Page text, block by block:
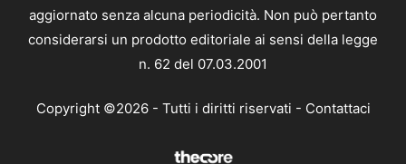
aggiornato senza alcuna periodicità. Non può pertanto
considerarsi un prodotto editoriale ai sensi della legge
n. 62 del 07.03.2001
Copyright ©2026 - Tutti i diritti riservati - Contattaci